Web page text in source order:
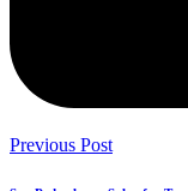
Previous Post